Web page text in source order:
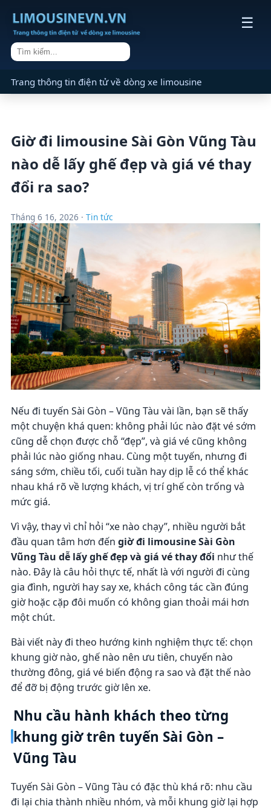
☰
Trang thông tin điện tử về dòng xe limousine
Giờ đi limousine Sài Gòn Vũng Tàu
nào dễ lấy ghế đẹp và giá vé thay
đổi ra sao?
Tháng 6 16, 2026 · Tin tức
Nếu đi tuyến Sài Gòn – Vũng Tàu vài lần, bạn sẽ thấy
một chuyện khá quen: không phải lúc nào đặt vé sớm
cũng dễ chọn được chỗ “đẹp”, và giá vé cũng không
phải lúc nào giống nhau. Cùng một tuyến, nhưng đi
sáng sớm, chiều tối, cuối tuần hay dịp lễ có thể khác
nhau khá rõ về lượng khách, vị trí ghế còn trống và
mức giá.
Vì vậy, thay vì chỉ hỏi “xe nào chạy”, nhiều người bắt
đầu quan tâm hơn đến giờ đi limousine Sài Gòn
Vũng Tàu dễ lấy ghế đẹp và giá vé thay đổi như thế
nào. Đây là câu hỏi thực tế, nhất là với người đi cùng
gia đình, người hay say xe, khách công tác cần đúng
giờ hoặc cặp đôi muốn có không gian thoải mái hơn
một chút.
Bài viết này đi theo hướng kinh nghiệm thực tế: chọn
khung giờ nào, ghế nào nên ưu tiên, chuyến nào
thường đông, giá vé biến động ra sao và đặt thế nào
để đỡ bị động trước giờ lên xe.
Nhu cầu hành khách theo từng
khung giờ trên tuyến Sài Gòn –
Vũng Tàu
Tuyến Sài Gòn – Vũng Tàu có đặc thù khá rõ: nhu cầu
đi lại chia thành nhiều nhóm, và mỗi khung giờ lại hợp